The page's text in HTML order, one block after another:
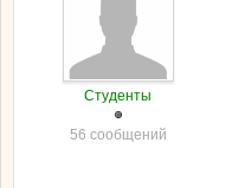
Студенты
56 сообщений